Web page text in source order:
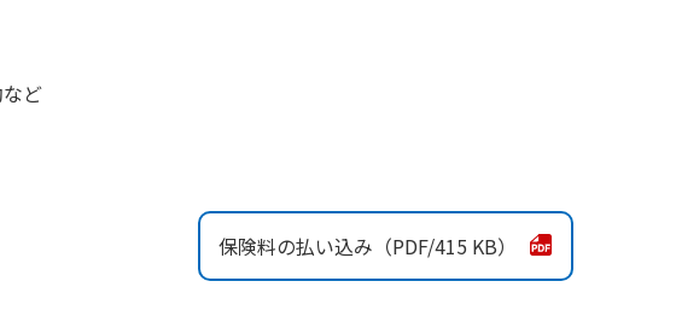
ど
保険料の払い込み 415 KB